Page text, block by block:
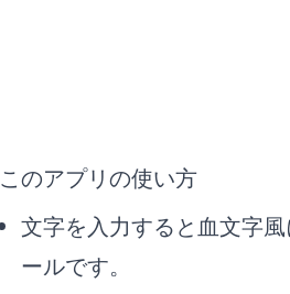
このアプリの使い方
文字を入力すると血文字
ールです。